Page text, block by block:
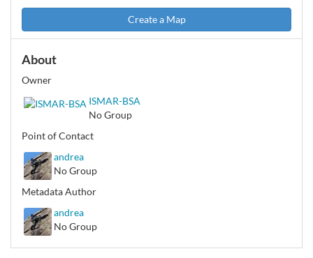
Create a Map
About
Owner
ISMAR-BSA
No Group
Point of Contact
andrea
No Group
Metadata Author
andrea
No Group